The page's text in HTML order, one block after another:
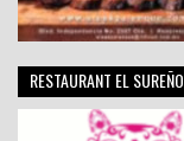
RESTAURANT EL SUREÑO